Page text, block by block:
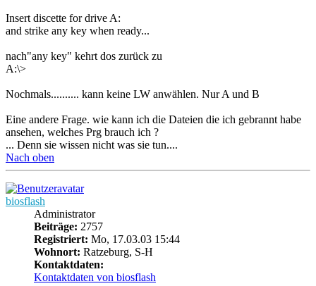
Insert discette for drive A:
and strike any key when ready...
nach"any key" kehrt dos zurück zu
A:\>
Nochmals.......... kann keine LW anwählen. Nur A und B
Eine andere Frage. wie kann ich die Dateien die ich gebrannt habe
ansehen, welches Prg brauch ich ?
... Denn sie wissen nicht was sie tun....
Nach oben
biosflash
Administrator
Beiträge: 2757
Registriert: Mo, 17.03.03 15:44
Wohnort: Ratzeburg, S-H
Kontaktdaten:
Kontaktdaten von biosflash